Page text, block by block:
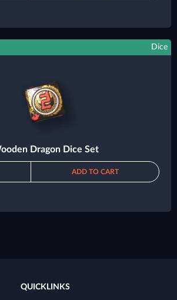
Dice
Dragon Dice Set
ADD TO CART
QUICKLINKS